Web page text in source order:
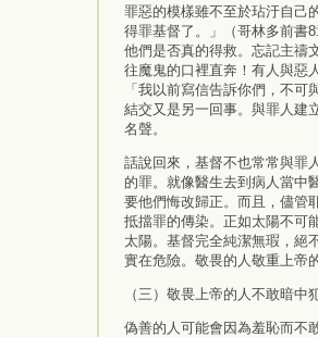
罪惡的模樣雖不至於玷汙自己
得罪基督了。」（哥林多前書
他們是否真的得救。忘記主禱
往魔鬼的口裡直奔！有人與惡
「我以前寫信告訴你們，不
結交又是另一回事。與罪人建
名聲。
話說回來，基督不也常常與罪
的罪。就像醫生去到病人當中
要他們悔改歸正。而且，儘管
抵擋罪的傳染。正如太陽不可
太陽。基督完全純潔無瑕，絕
實在危險。敬畏的人敬重上帝
（三）敬畏上帝的人不敢暗中
偽善的人可能會因為羞恥而不